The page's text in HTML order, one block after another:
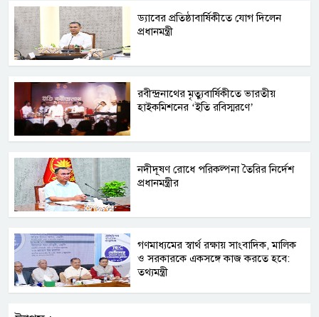
ড্যাবের প্রতিষ্ঠাবার্ষিকীতে যোগ দিলেন
প্রধানমন্ত্রী
রবীন্দ্রনাথের মৃত্যুবার্ষিকীতে ভারতীয়
হাইকমিশনের ‘ইতি রবিস্মরণে’
নদীদূষণ রোধে পরিকল্পনা তৈরির নির্দেশ
প্রধানমন্ত্রীর
গণমাধ্যমের স্বার্থ রক্ষায় সাংবাদিক, মালিক
ও সরকারকে একসঙ্গে কাজ করতে হবে:
তথ্যমন্ত্রী